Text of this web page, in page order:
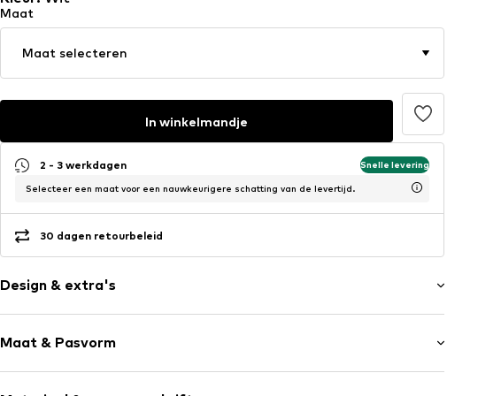
Maat
Maat selecteren
In winkelmandje
2 - 3 werkdagen Snelle levering
Selecteer een maat voor een nauwkeurigere schatting van de levertijd.
30 dagen retourbeleid
Design & extra's
Borduursels
Geribbelde kraag
Geribd ceintuurtje
Maat & Pasvorm